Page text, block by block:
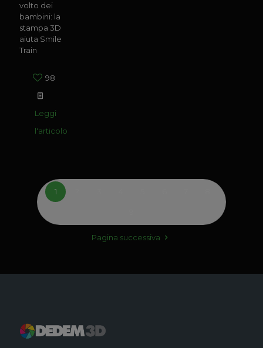
volto dei
bambini: la
stampa 3D
aiuta Smile
Train
98
Leggi
l'articolo
1
Pagina successiva